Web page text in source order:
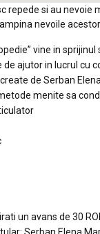
repede si au nevoie
nevoile
vine in
ajutor in lucrul cu
de Serban
menite sa
un avans de 30
Serban Elena